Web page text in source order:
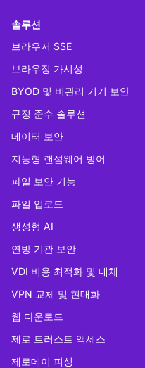
솔루션
브라우저 SSE
브라우징 가시성
BYOD 및 비관리 기기 보안
규정 준수 솔루션
데이터 보안
지능형 랜섬웨어 방어
파일 보안 기능
파일 업로드
생성형 AI
연방 기관 보안
VDI 비용 최적화 및 대체
VPN 교체 및 현대화
웹 다운로드
제로 트러스트 액세스
제로데이 피싱